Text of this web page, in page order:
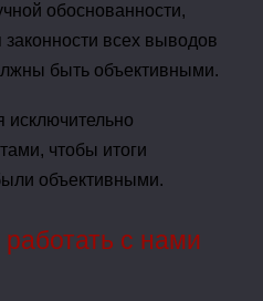
обоснованности,
всех выводов
быть объективными.
исключительно
чтобы итоги
объективными.
с нами